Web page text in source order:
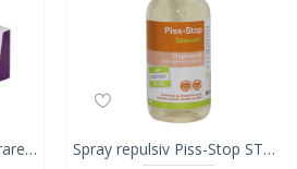
Stimulent pentru regenerarea pielii afectate, MSM Stangest, blister, 10 tablete Spray repulsiv Piss-Stop STANGEST, 200ml